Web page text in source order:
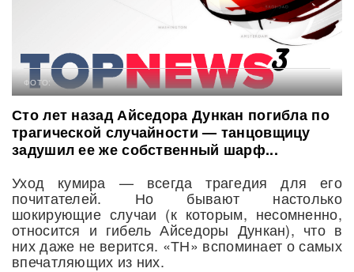
ФОТО:
Сто лет назад Айседора Дункан погибла по
трагической случайности — танцовщицу
задушил ее же собственный шарф...
Уход кумира — всегда трагедия для его
почитателей. Но бывают настолько
шокирующие случаи (к которым, несомненно,
относится и гибель Айседоры Дункан), что в
них даже не верится. «ТН» вспоминает о самых
впечатляющих из них.